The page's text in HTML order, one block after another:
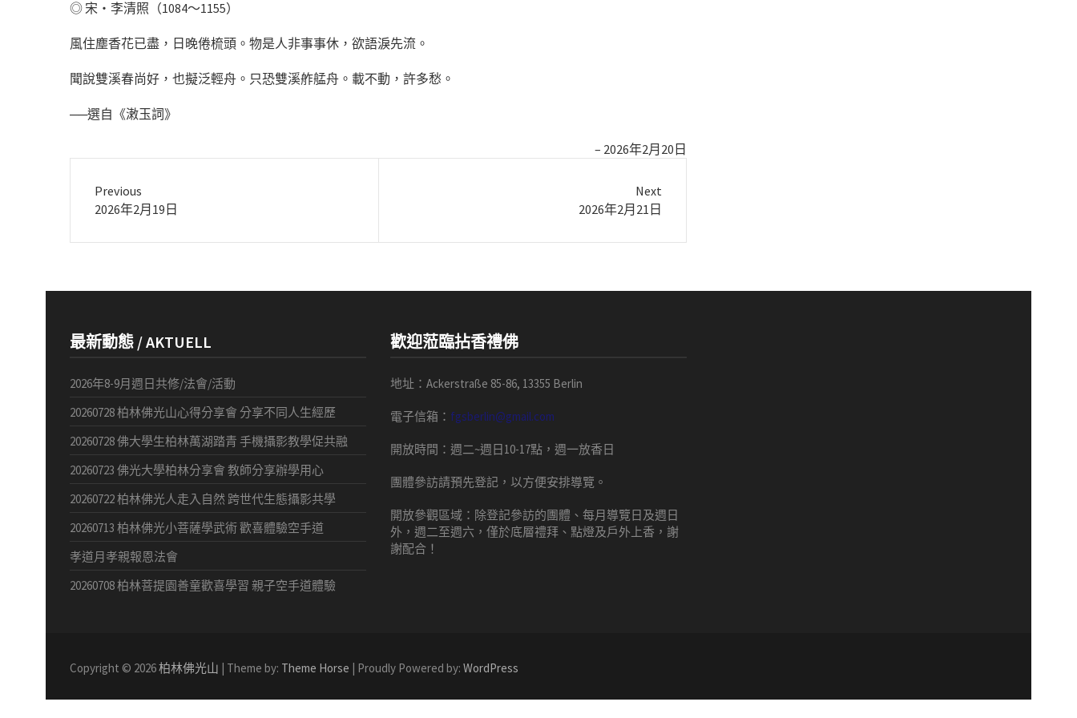
◎ 宋‧李清照（1084～1155）
風住塵香花已盡，日晚倦梳頭。物是人非事事休，欲語淚先流。
聞說雙溪春尚好，也擬泛輕舟。只恐雙溪舴艋舟。載不動，許多愁。
──選自《潄玉詞》
2026年2月20日
Previous
Previous
2026年2月19日
Next
2026年2月21日
最新動態 / AKTUELL
2026年8-9月週日共修/法會/活動
20260728 柏林佛光山心得分享會 分享不同人生經歷
20260728 佛大學生柏林萬湖踏青 手機攝影教學促共融
20260723 佛光大學柏林分享會 教師分享辦學用心
20260722 柏林佛光人走入自然 跨世代生態攝影共學
20260713 柏林佛光小菩薩學武術 歡喜體驗空手道
孝道月孝親報恩法會
20260708 柏林菩提園善童歡喜學習 親子空手道體驗
歡迎蒞臨拈香禮佛
地址：Ackerstraße 85-86, 13355 Berlin
電子信箱： fgsberlin@gmail.com
開放時間 ： 週二~週日10-17點， 週一放香日
團體參訪請預先登記，以方便安排導覽 。
開放參觀區域： 除登記參訪的團體、每月導覽日及週日
外，週二至週六，僅於底層禮拜、點燈及戶外上香，謝
謝配合！
Copyright © 2026柏林佛光山 | Theme by: Theme Horse | Proudly Powered by: WordPress